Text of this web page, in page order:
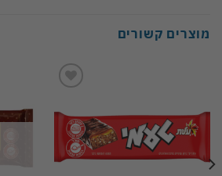
מוצרים קשורים
wishlist